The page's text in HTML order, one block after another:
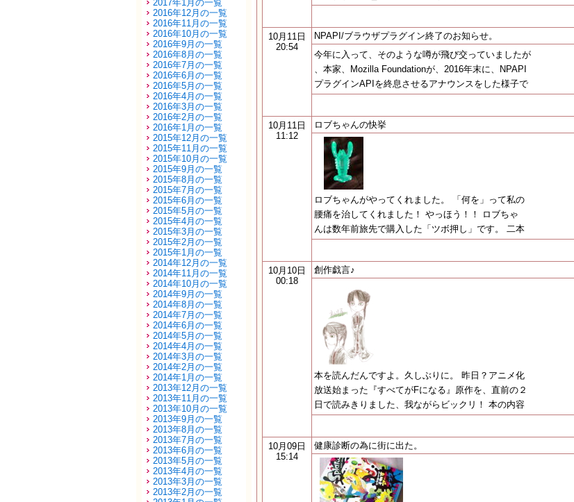
2017年1月の一覧
2016年12月の一覧
2016年11月の一覧
2016年10月の一覧
2016年9月の一覧
2016年8月の一覧
2016年7月の一覧
2016年6月の一覧
2016年5月の一覧
2016年4月の一覧
2016年3月の一覧
2016年2月の一覧
2016年1月の一覧
2015年12月の一覧
2015年11月の一覧
2015年10月の一覧
2015年9月の一覧
2015年8月の一覧
2015年7月の一覧
2015年6月の一覧
2015年5月の一覧
2015年4月の一覧
2015年3月の一覧
2015年2月の一覧
2015年1月の一覧
2014年12月の一覧
2014年11月の一覧
2014年10月の一覧
2014年9月の一覧
2014年8月の一覧
2014年7月の一覧
2014年6月の一覧
2014年5月の一覧
2014年4月の一覧
2014年3月の一覧
2014年2月の一覧
2014年1月の一覧
2013年12月の一覧
2013年11月の一覧
2013年10月の一覧
2013年9月の一覧
2013年8月の一覧
2013年7月の一覧
2013年6月の一覧
2013年5月の一覧
2013年4月の一覧
2013年3月の一覧
2013年2月の一覧
10月11日
20:54
NPAPI/ブラウザプラグイン終了のお知らせ。
今年に入って、そのような噂が飛び交っていましたが
、本家、Mozilla Foundationが、2016年末に、NPAPI
プラグインAPIを終息させるアナウンスをした様子で
10月11日
11:12
ロブちゃんの快挙
ロブちゃんがやってくれました。 「何を」って私の
腰痛を治してくれました！ やっほう！！ ロブちゃ
んは数年前旅先で購入した「ツボ押し」です。 二本
10月10日
00:18
創作戯言♪
本を読んだんですよ。久しぶりに。 昨日？アニメ化
放送始まった『すべてがFになる』原作を、直前の２
日で読みきりました、我ながらビックリ！ 本の内容
10月09日
15:14
健康診断の為に街に出た。